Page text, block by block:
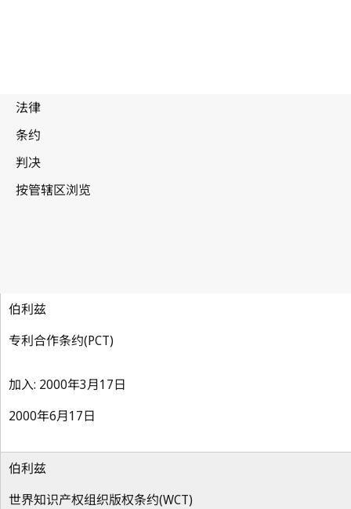
伯利兹
专利合作条约(PCT)
加入: 2000年3月17日
2000年6月17日
伯利兹
世界知识产权组织版权条约(WCT)